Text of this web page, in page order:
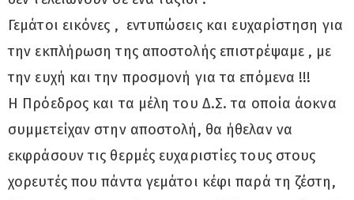
Γεμάτοι εικόνες , εντυπώσεις και ευχαρίστηση για
την εκπλήρωση της αποστολής επιστρέψαμε , με
την ευχή και την προσμονή για τα επόμενα !!!
Η Πρόεδρος και τα μέλη του Δ.Σ. τα οποία άοκνα
συμμετείχαν στην αποστολή, θα ήθελαν να
εκφράσουν τις θερμές ευχαριστίες τους στους
χορευτές που πάντα γεμάτοι κέφι παρά τη ζέστη,